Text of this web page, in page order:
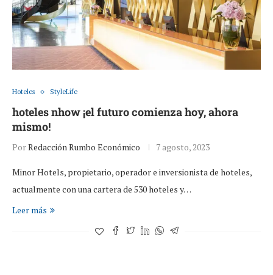
Hoteles StyleLife
hoteles nhow ¡el futuro comienza hoy, ahora
mismo!
PorRedacción Rumbo Económico 7 agosto, 2023
Minor Hotels, propietario, operador e inversionista de hoteles,
actualmente con una cartera de 530 hoteles y…
Leer más